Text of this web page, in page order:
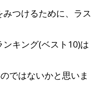
つけるために、ラス
キング(ベスト10)は
ではないかと思いま